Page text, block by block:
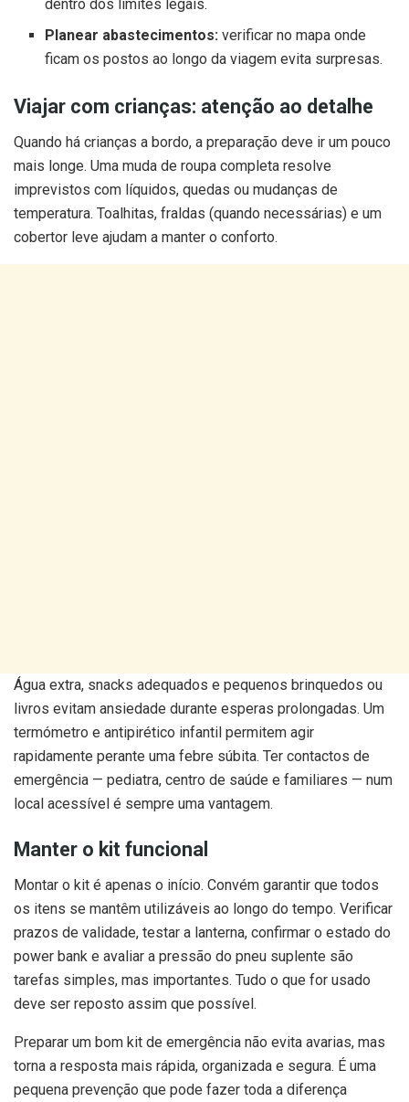
dentro dos limites legais.
Planear abastecimentos: verificar no mapa onde
ficam os postos ao longo da viagem evita surpresas.
Viajar com crianças: atenção ao detalhe
Quando há crianças a bordo, a preparação deve ir um pouco
mais longe. Uma muda de roupa completa resolve
imprevistos com líquidos, quedas ou mudanças de
temperatura. Toalhitas, fraldas (quando necessárias) e um
cobertor leve ajudam a manter o conforto.
Água extra, snacks adequados e pequenos brinquedos ou
livros evitam ansiedade durante esperas prolongadas. Um
termómetro e antipirético infantil permitem agir
rapidamente perante uma febre súbita. Ter contactos de
emergência — pediatra, centro de saúde e familiares — num
local acessível é sempre uma vantagem.
Manter o kit funcional
Montar o kit é apenas o início. Convém garantir que todos
os itens se mantêm utilizáveis ao longo do tempo. Verificar
prazos de validade, testar a lanterna, confirmar o estado do
power bank e avaliar a pressão do pneu suplente são
tarefas simples, mas importantes. Tudo o que for usado
deve ser reposto assim que possível.
Preparar um bom kit de emergência não evita avarias, mas
torna a resposta mais rápida, organizada e segura. É uma
pequena prevenção que pode fazer toda a diferença